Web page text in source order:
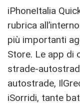
iPhoneItalia
rubrica
più importanti
Store. Le app di
strade-
autostrade,
iSorridi, tante